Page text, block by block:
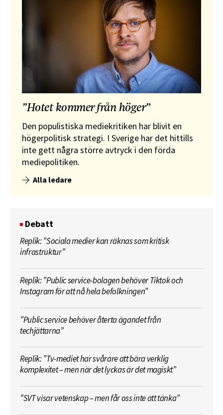
”Hotet kommer från höger”
Den populistiska mediekritiken har blivit en
högerpolitisk strategi. I Sverige har det hittills
inte gett några större avtryck i den förda
mediepolitiken.
Alla ledare
Debatt
Replik: ”Sociala medier kan räknas som kritisk
infrastruktur”
Replik: ”Public service-bolagen behöver Tiktok och
Instagram för att nå hela befolkningen”
”Public service behöver återta ägandet från
techjättarna”
Replik: ”Tv-mediet har svårare att bära verklig
komplexitet – men när det lyckas är det magiskt”
”SVT visar vetenskap – men får oss inte att tänka”